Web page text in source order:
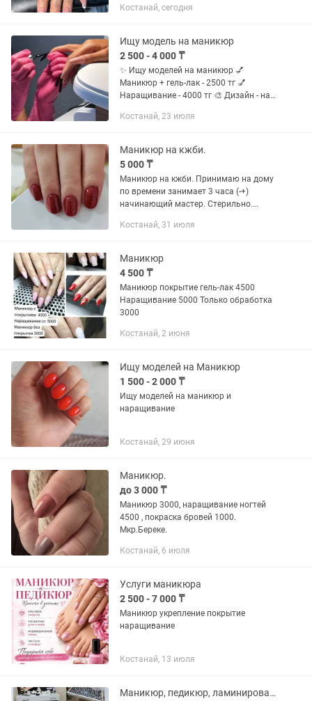
чужого материала 1000 Принимаю на
Уютная...
Костанай, сегодня
Ищу модель на маникюр
2 500 - 4 000 ₸
✨ Ищу моделей на маникюр 💅
Маникюр + гель-лак - 2500 тг 💅
Наращивание - 4000 тг 🎨 Дизайн - на
здании «Детский мир». 📲 Запись уже
Костанай, 23 июля
Маникюр на кжби.
5 000 ₸
Маникюр на кжби. Принимаю на дому
по времени занимает 3 часа (-+)
начинающий мастер. Стерильно.
Костанай, 31 июля
Маникюр
4 500 ₸
Маникюр покрытие гель-лак 4500
Наращивание 5000 Только обработка
3000
Костанай, 2 июня
Ищу моделей на Маникюр
1 500 - 2 000 ₸
Ищу моделей на маникюр и
наращивание
Костанай, 29 июня
Маникюр.
до 3 000 ₸
Маникюр 3000, наращивание ногтей
4500 , покраска бровей 1000.
Мкр.Береке.
Костанай, 6 июля
Услуги маникюра
2 500 - 7 000 ₸
Маникюр укрепление покрытие
наращивание
Костанай, 13 июля
Маникюр, педикюр, ламинирование ресниц и бровей.